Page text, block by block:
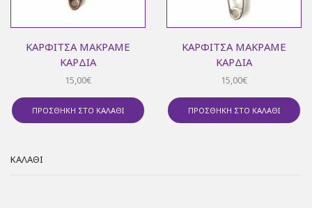
ΚΑΡΦΊΤΣΑ ΜΑΚΡΑΜΈ
ΚΑΡΔΙΆ
15,00€
ΠΡΟΣΘΉΚΗ ΣΤΟ ΚΑΛΆΘΙ
ΚΑΡΦΊΤΣΑ ΜΑΚΡΑΜΈ
ΚΑΡΔΙΆ
15,00€
ΠΡΟΣΘΉΚΗ ΣΤΟ ΚΑΛΆΘΙ
ΚΑΛΆΘΙ